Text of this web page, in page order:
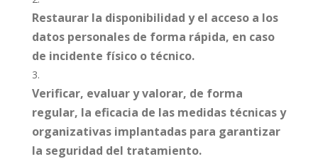
Restaurar la disponibilidad y el acceso a los
datos personales de forma rápida, en caso
de incidente físico o técnico.
Verificar, evaluar y valorar, de forma
regular, la eficacia de las medidas técnicas y
organizativas implantadas para garantizar
la seguridad del tratamiento.